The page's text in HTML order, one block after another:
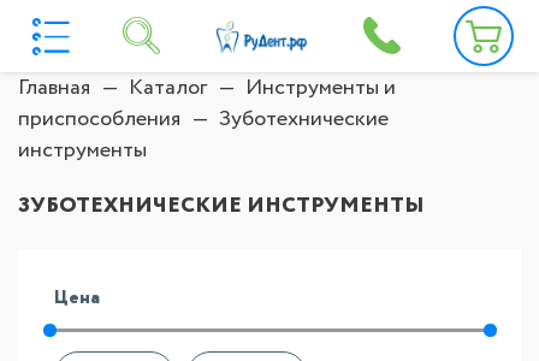
Главная Каталог
Инструменты и
приспособления
Зуботехнические
инструменты
ЗУБОТЕХНИЧЕСКИЕ ИНСТРУМЕНТЫ
Цена